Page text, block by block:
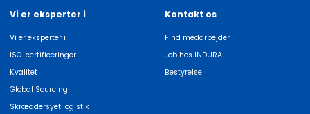
Vi er eksperter i
Vi er eksperter i
ISO-certificeringer
Kvalitet
Global Sourcing
Skræddersyet logistik
Kontakt os
Find medarbejder
Job hos INDURA
Bestyrelse